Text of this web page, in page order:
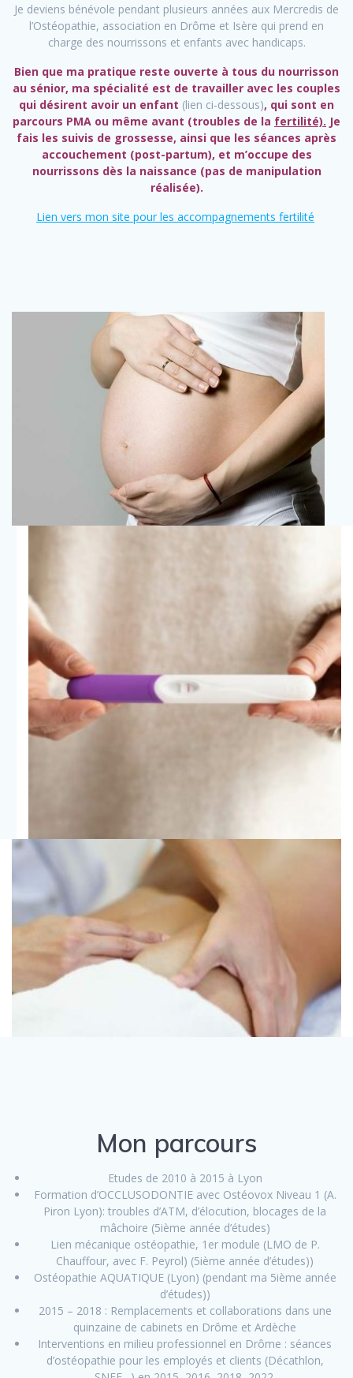
Je deviens bénévole pendant plusieurs années aux Mercredis de
l’Ostéopathie, association en Drôme et Isère qui prend en
charge des nourrissons et enfants avec handicaps.
Bien que ma pratique reste ouverte à tous du nourrisson
au sénior, ma spécialité est de travailler avec les couples
qui désirent avoir un enfant (lien ci-dessous), qui sont en
parcours PMA ou même avant (troubles de la fertilité). Je
fais les suivis de grossesse, ainsi que les séances après
accouchement (post-partum), et m’occupe des
nourrissons dès la naissance (pas de manipulation
réalisée).
Lien vers mon site pour les accompagnements fertilité
Mon parcours
Etudes de 2010 à 2015 à Lyon
Formation d’OCCLUSODONTIE avec Ostéovox Niveau 1 (A.
Piron Lyon): troubles d’ATM, d’élocution, blocages de la
mâchoire (5ième année d’études)
Lien mécanique ostéopathie, 1er module (LMO de P.
Chauffour, avec F. Peyrol) (5ième année d’études))
Ostéopathie AQUATIQUE (Lyon) (pendant ma 5ième année
d’études))
2015 – 2018 : Remplacements et collaborations dans une
quinzaine de cabinets en Drôme et Ardèche
Interventions en milieu professionnel en Drôme : séances
d’ostéopathie pour les employés et clients (Décathlon,